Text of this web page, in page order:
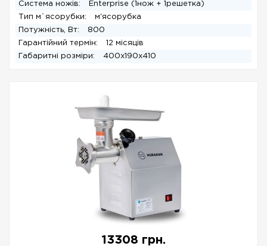
Система ножів:
Enterprise (1нож + 1решетка)
Тип м`ясорубки:
м'ясорубка
Потужність, Вт:
800
Гарантійний термін:
12 місяців
Габаритні розміри:
400x190x410
13308 грн.